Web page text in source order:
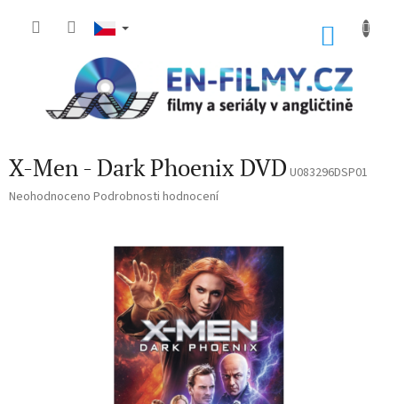
X-Men - Dark Phoenix DVD U083296DSP01
Průměrné
Neohodnoceno Podrobnosti hodnocení